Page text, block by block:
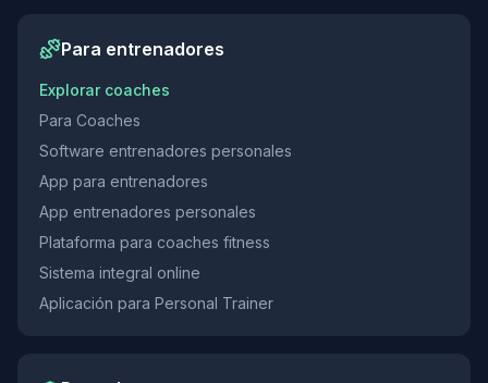
Para entrenadores
Explorar coaches
Para Coaches
Software entrenadores personales
App para entrenadores
App entrenadores personales
Plataforma para coaches fitness
Sistema integral online
Aplicación para Personal Trainer